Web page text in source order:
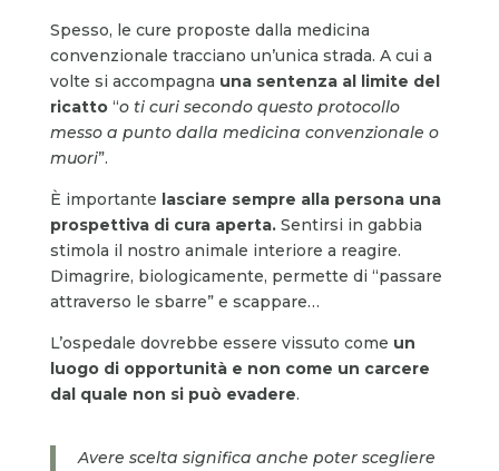
Spesso, le cure proposte dalla medicina
convenzionale tracciano un’unica strada. A cui a
volte si accompagna una sentenza al limite del
ricatto“o ti curi secondo questo protocollo
messo a punto dalla medicina convenzionale o
muori”.
È importante lasciare sempre alla persona una
prospettiva di cura aperta. Sentirsi in gabbia
stimola il nostro animale interiore a reagire.
Dimagrire, biologicamente, permette di “passare
attraverso le sbarre” e scappare…
L’ospedale dovrebbe essere vissuto come un
luogo di opportunità e non come un carcere
dal quale non si può evadere.
Avere scelta significa anche poter scegliere